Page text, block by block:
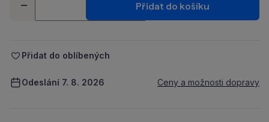
-
+
Přidat do košíku
Přidat do oblíbených
Odeslání 7. 8. 2026 Ceny a možnosti dopravy